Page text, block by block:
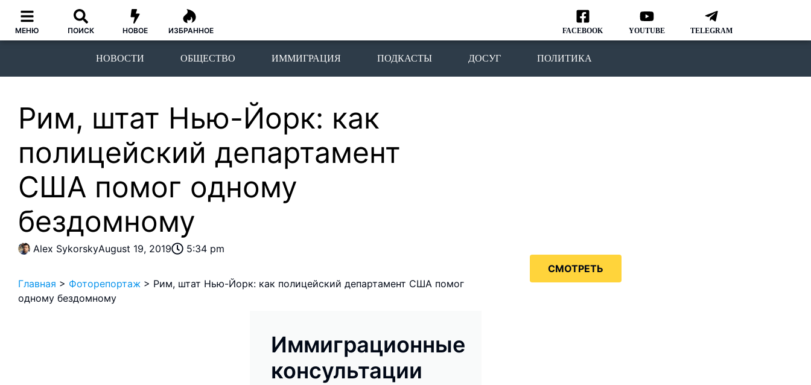
МЕНЮ ПОИСК НОВОЕ ИЗБРАННОЕ FACEBOOK YOUTUBE TELEGRAM
НОВОСТИ ОБЩЕСТВО ИММИГРАЦИЯ ПОДКАСТЫ ДОСУГ ПОЛИТИКА
Рим, штат Нью-Йорк: как
полицейский департамент
США помог одному
бездомному
Alex SykorskyAugust 19, 2019 5:34 pm
Главная > Фоторепортаж > Рим, штат Нью-Йорк: как полицейский департамент США помог
одному бездомному
Иммиграционные
консультации
СМОТРЕТЬ